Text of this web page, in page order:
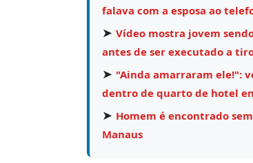
falava com a esposa ao
➤ Vídeo mostra jovem
antes de ser executado a
➤ "Ainda amarraram ele!":
dentro de quarto de hotel
➤ Homem é encontrado
Manaus